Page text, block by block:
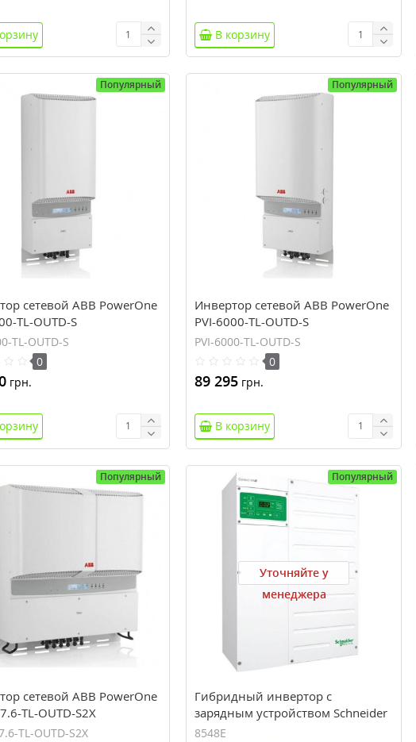
В корзину
Популярный
сетевой ABB PowerOne
TL-OUTD-S
TL-OUTD-S
0
грн.
Популярный
Инвертор сетевой ABB PowerOne
PVI-6000-TL-OUTD-S
PVI-6000-TL-OUTD-S
0
89 295грн.
В корзину
Популярный
сетевой ABB PowerOne
TL-OUTD-S2X
TL-OUTD-S2X
Популярный
Уточняйте у
менеджера
Гибридный инвертор с
зарядным устройством Schneider
Electric Conext XW+ 8548E
8548E